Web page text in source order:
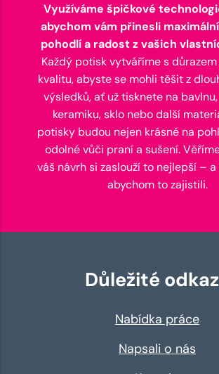
Využíváme špičkové
abychom vám přinesli
pohodlí a radost z vašich
Každý potisk vytváříme s
kvalitu, abyste se mohli těšit z
výsledků, ať už tisknete na
keramiku, sklo nebo další
potisky budou nejen krásné na
odolné vůči praní a sušení.
váš návrh si zaslouží to nejlepší –
abychom to zajistili.
Důležité
Nabídka práce
Napsali o nás